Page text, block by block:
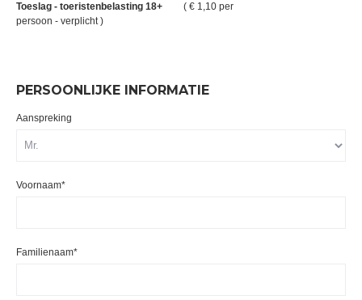
Toeslag - toeristenbelasting 18+
( € 1,10 per
persoon - verplicht )
PERSOONLIJKE INFORMATIE
Aanspreking
Voornaam*
Familienaam*